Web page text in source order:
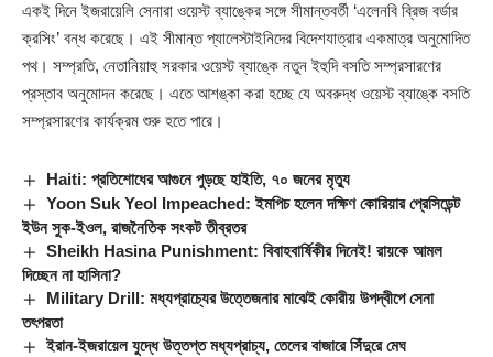
একই দিনে ইজরায়েলি সেনারা ওয়েস্ট ব্যাঙ্কের সঙ্গে সীমান্তবর্তী ‘এলেনবি ব্রিজ বর্ডার
ক্রসিং’ বন্ধ করেছে। এই সীমান্ত প্যালেস্টাইনিদের বিদেশযাত্রার একমাত্র অনুমোদিত
পথ। সম্প্রতি, নেতানিয়াহু সরকার ওয়েস্ট ব্যাঙ্কে নতুন ইহুদি বসতি সম্প্রসারণের
প্রস্তাব অনুমোদন করেছে। এতে আশঙ্কা করা হচ্ছে যে অবরুদ্ধ ওয়েস্ট ব্যাঙ্কে বসতি
সম্প্রসারণের কার্যক্রম শুরু হতে পারে।
Haiti: প্রতিশোধের আগুনে পুড়ছে হাইতি, ৭০ জনের মৃত্যু
Yoon Suk Yeol Impeached: ইমপিচ হলেন দক্ষিণ কোরিয়ার প্রেসিডেন্ট
ইউন সুক-ইওল, রাজনৈতিক সংকট তীব্রতর
Sheikh Hasina Punishment: বিবাহবার্ষিকীর দিনেই! রায়কে আমল
দিচ্ছেন না হাসিনা?
Military Drill: মধ্যপ্রাচ্যের উত্তেজনার মাঝেই কোরীয় উপদ্বীপে সেনা
তৎপরতা
ইরান-ইজরায়েল যুদ্ধে উত্তপ্ত মধ্যপ্রাচ্য, তেলের বাজারে সিঁদুরে মেঘ